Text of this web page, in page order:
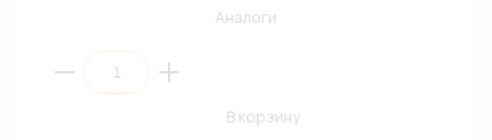
Аналоги
В корзину